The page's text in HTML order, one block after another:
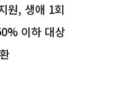
원, 생애 1회
이하 대상